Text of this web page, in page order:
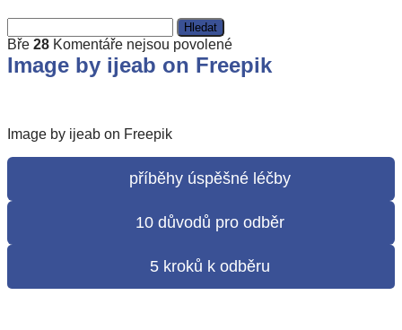
Bře 28 Komentáře nejsou povolenéu
textu
s
on
Freepik
Image by ijeab on Freepik
Image by ijeab on Freepik
příběhy úspěšné léčby
10 důvodů pro odběr
5 kroků k odběru